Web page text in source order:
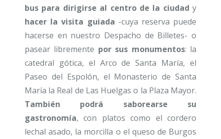
bus para dirigirse al centro de la ciudad y
hacer la visita guiada -cuya reserva puede
hacerse en nuestro Despacho de Billetes- o
pasear libremente por sus monumentos: la
catedral gótica, el Arco de Santa María, el
Paseo del Espolón, el Monasterio de Santa
María la Real de Las Huelgas o la Plaza Mayor.
También podrá saborearse su
gastronomía, con platos como el cordero
lechal asado, la morcilla o el queso de Burgos